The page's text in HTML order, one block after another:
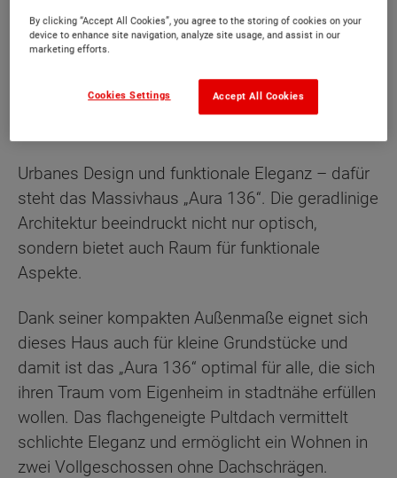
Für Familien, die modernes Design
Urbanes Design und funktionale Eleganz – dafür
steht das Massivhaus „Aura 136“. Die geradlinige
Architektur beeindruckt nicht nur optisch,
sondern bietet auch Raum für funktionale
Aspekte.
Dank seiner kompakten Außenmaße eignet sich
dieses Haus auch für kleine Grundstücke und
damit ist das „Aura 136“ optimal für alle, die sich
ihren Traum vom Eigenheim in stadtnähe erfüllen
wollen. Das flachgeneigte Pultdach vermittelt
schlichte Eleganz und ermöglicht ein Wohnen in
zwei Vollgeschossen ohne Dachschrägen.
By clicking “Accept All Cookies”, you agree to the storing of cookies on your
device to enhance site navigation, analyze site usage, and assist in our
marketing efforts.
Accept All Cookies
Cookies Settings